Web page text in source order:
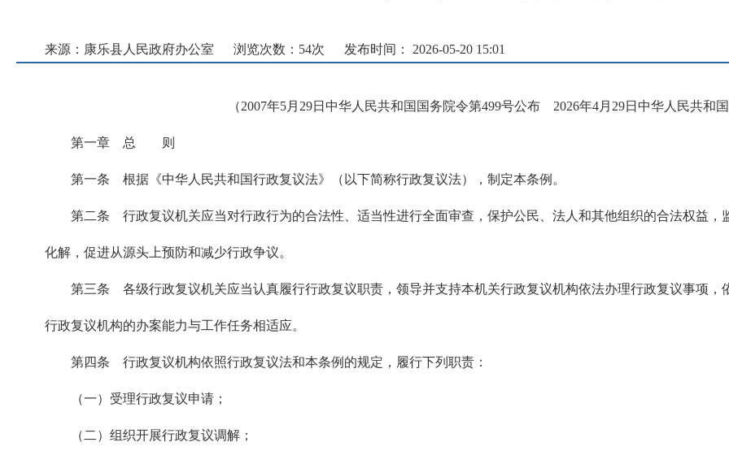
来源：康乐县人民政府办公室 浏览次数： 54次 发布时间： 2026-05-20 15:01
（2007年5月29日中华人民共和国国务院令第499号公布 2026年4月29日中华人民共和
第一章 总 则
第一条 根据《中华人民共和国行政复议法》（以下简称行政复议法），制定本条例。
第二条 行政复议机关应当对行政行为的合法性、适当性进行全面审查，保护公民、法人和其他组织的合法权益，
化解，促进从源头上预防和减少行政争议。
第三条 各级行政复议机关应当认真履行行政复议职责，领导并支持本机关行政复议机构依法办理行政复议事项，
行政复议机构的办案能力与工作任务相适应。
第四条 行政复议机构依照行政复议法和本条例的规定，履行下列职责：
（一）受理行政复议申请；
（二）组织开展行政复议调解；